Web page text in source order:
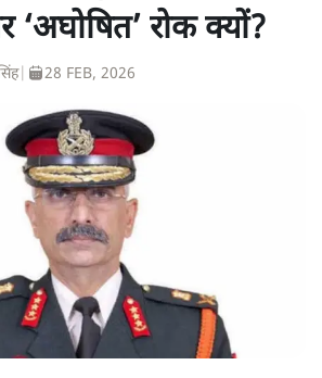
‘अघोषित’ रोक क्यों?
| 28 FEB, 2026